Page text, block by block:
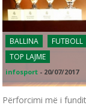
BALLINA FUTBOLL
TOP LAJME
infosport - 20/07/2017
Përforcimi më i